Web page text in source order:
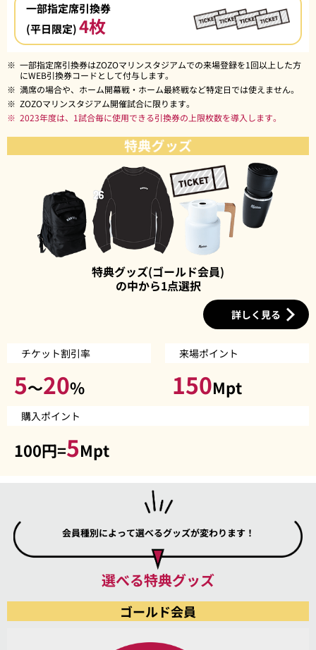
一部指定席引換券
(平日限定)4枚
※ 一部指定席引換券はZOZOマリンスタジアムでの来場登録を1回以上した方
にWEB引換券コードとして付与します。
※ 満席の場合や、ホーム開幕戦・ホーム最終戦など特定日では使えません。
※ ZOZOマリンスタジアム開催試合に限ります。
※ 2023年度は、1試合毎に使用できる引換券の上限枚数を導入します。
特典グッズ(ゴールド会員)
の中から1点選択
詳しく見る
チケット割引率
5～20%
来場ポイント
150Mpt
購入ポイント
100円=5Mpt
会員種別によって選べるグッズが変わります！
選べる特典グッズ
ゴールド会員